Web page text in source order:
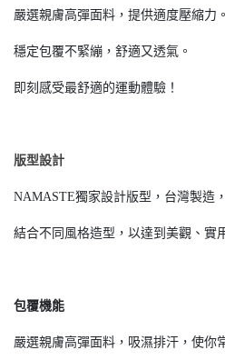
嚴選親膚高彈面料，提供適度壓縮力。
穩定包覆不緊繃，舒適又透氣。
即刻感受最舒適的運動體驗！
版型設計
NAMASTE獨家設計版型，台灣製造
結合不同風格造型，以達到美觀、實
包覆機能
嚴選親膚高彈面料，吸濕排汗，使你